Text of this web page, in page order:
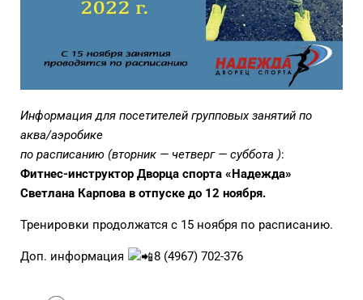
Информация для посетителей групповых занятий по
аква/аэробике
по расписанию (вторник — четверг — суббота ):
Фитнес-инструктор Дворца спорта «Надежда»
Светлана Карпова в отпуске до 12 ноября.
Тренировки продолжатся с 15 ноября по расписанию.
Доп. информация 8 (4967) 702-376